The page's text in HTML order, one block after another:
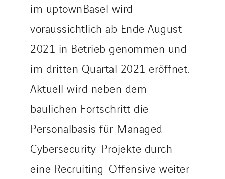
im uptownBasel wird
voraussichtlich ab Ende August
2021 in Betrieb genommen und
im dritten Quartal 2021 eröffnet.
Aktuell wird neben dem
baulichen Fortschritt die
Personalbasis für Managed-
Cybersecurity-Projekte durch
eine Recruiting-Offensive weiter